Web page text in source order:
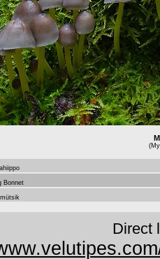
Bonnet
Direct